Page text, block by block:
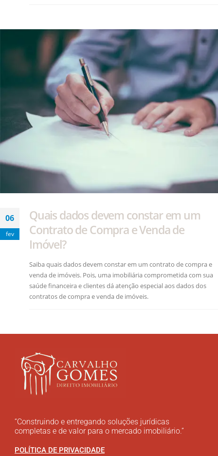
06
fev
Quais dados devem constar em um
Contrato de Compra e Venda de
Imóvel?
Saiba quais dados devem constar em um contrato de compra e
venda de imóveis. Pois, uma imobiliária comprometida com sua
saúde financeira e clientes dá atenção especial aos dados dos
contratos de compra e venda de imóveis.
“Construindo e entregando soluções jurídicas
completas e de valor para o mercado imobiliário.”
POLÍTICA DE PRIVACIDADE